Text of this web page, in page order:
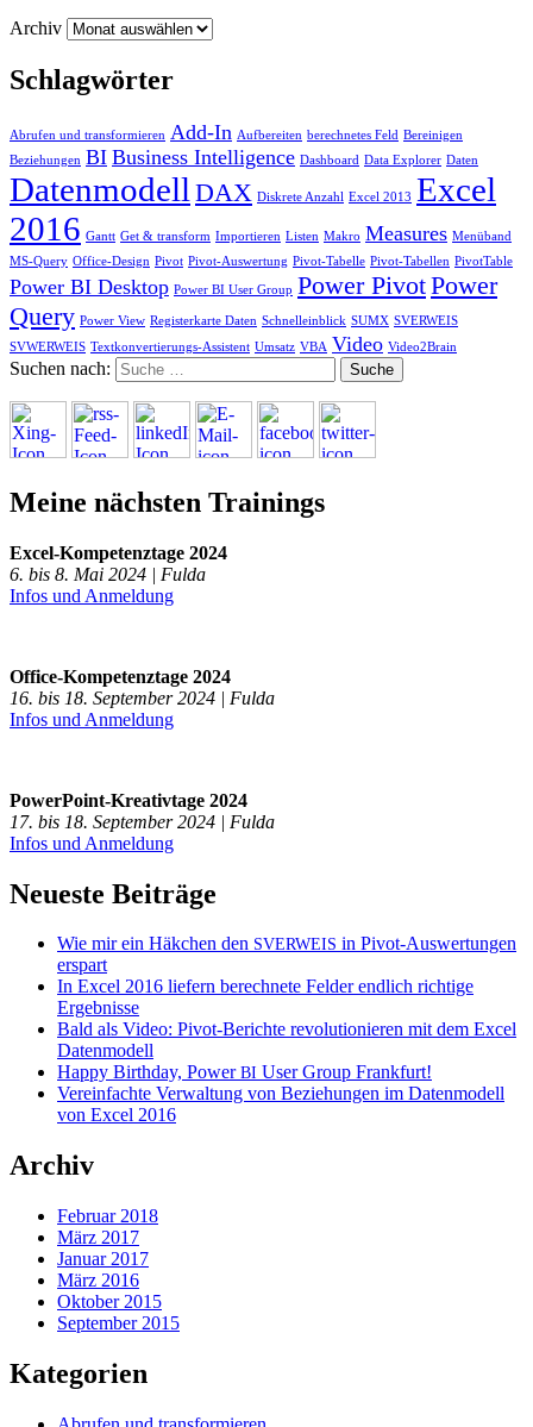
Archiv
Schlagwörter
Abrufen und transformieren Add-In Aufbereiten berechnetes Feld Bereinigen
Beziehungen BI Business Intelligence Dashboard Data Explorer Daten
Datenmodell DAX Diskrete Anzahl Excel 2013 Excel
2016 Gantt Get & transform Importieren Listen Makro Measures Menüband
MS-Query Office-Design Pivot Pivot-Auswertung Pivot-Tabelle Pivot-Tabellen PivotTable
Power BI Desktop Power BI User Group Power PivotPower
Query Power View Registerkarte Daten Schnelleinblick SUMX SVERWEIS
SVWERWEIS Textkonvertierungs-Assistent Umsatz VBA Video Video2Brain
Suchen nach:
Meine nächsten Trainings
Excel-Kompetenztage 2024
6. bis 8. Mai 2024 | Fulda
Infos und Anmeldung
Office-Kompetenztage 2024
16. bis 18. September 2024 | Fulda
Infos und Anmeldung
PowerPoint-Kreativtage 2024
17. bis 18. September 2024 | Fulda
Infos und Anmeldung
Neueste Beiträge
Wie mir ein Häkchen den SVERWEIS in Pivot-Auswertungen
erspart
In Excel 2016 liefern berechnete Felder endlich richtige
Ergebnisse
Bald als Video: Pivot-Berichte revolutionieren mit dem Excel
Datenmodell
Happy Birthday, PowerBI User Group Frankfurt!
Vereinfachte Verwaltung von Beziehungen im Datenmodell
von Excel 2016
Archiv
Februar 2018
März 2017
Januar 2017
März 2016
Oktober 2015
September 2015
Kategorien